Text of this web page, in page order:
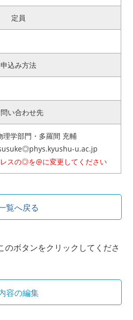
定員
申込み方法
い合わせ先
理学部門・多羅間 充輔
u.ac.jp
スの◎を@に変更してください
覧へ戻る
のボタンをクリックしてくださ